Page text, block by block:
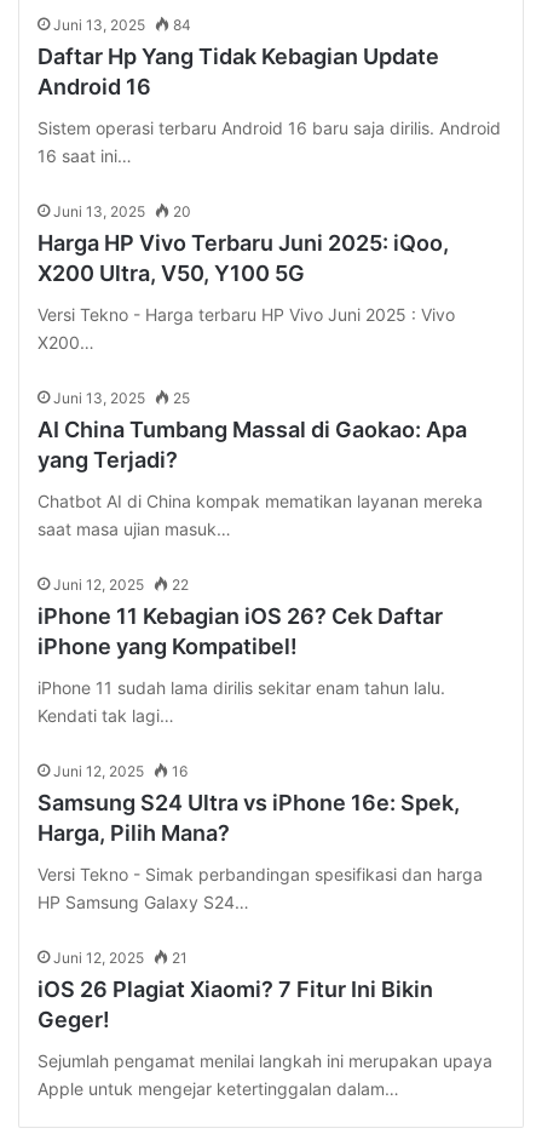
Juni 13, 2025 84
Daftar Hp Yang Tidak Kebagian Update
Android 16
Sistem operasi terbaru Android 16 baru saja dirilis. Android
16 saat ini…
Juni 13, 2025 20
Harga HP Vivo Terbaru Juni 2025: iQoo,
X200 Ultra, V50, Y100 5G
Versi Tekno - Harga terbaru HP Vivo Juni 2025 : Vivo
X200…
Juni 13, 2025 25
AI China Tumbang Massal di Gaokao: Apa
yang Terjadi?
Chatbot AI di China kompak mematikan layanan mereka
saat masa ujian masuk…
Juni 12, 2025 22
iPhone 11 Kebagian iOS 26? Cek Daftar
iPhone yang Kompatibel!
iPhone 11 sudah lama dirilis sekitar enam tahun lalu.
Kendati tak lagi…
Juni 12, 2025 16
Samsung S24 Ultra vs iPhone 16e: Spek,
Harga, Pilih Mana?
Versi Tekno - Simak perbandingan spesifikasi dan harga
HP Samsung Galaxy S24…
Juni 12, 2025 21
iOS 26 Plagiat Xiaomi? 7 Fitur Ini Bikin
Geger!
Sejumlah pengamat menilai langkah ini merupakan upaya
Apple untuk mengejar ketertinggalan dalam…